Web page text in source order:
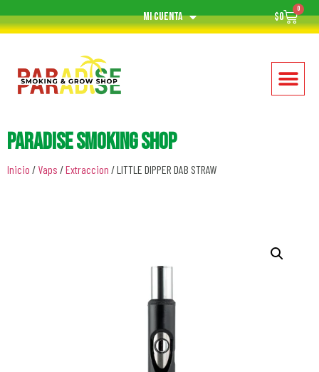
Mi cuenta $0
0
Paradise Smoking Shop
Inicio / Vaps /Extraccion / LITTLE DIPPER DAB STRAW